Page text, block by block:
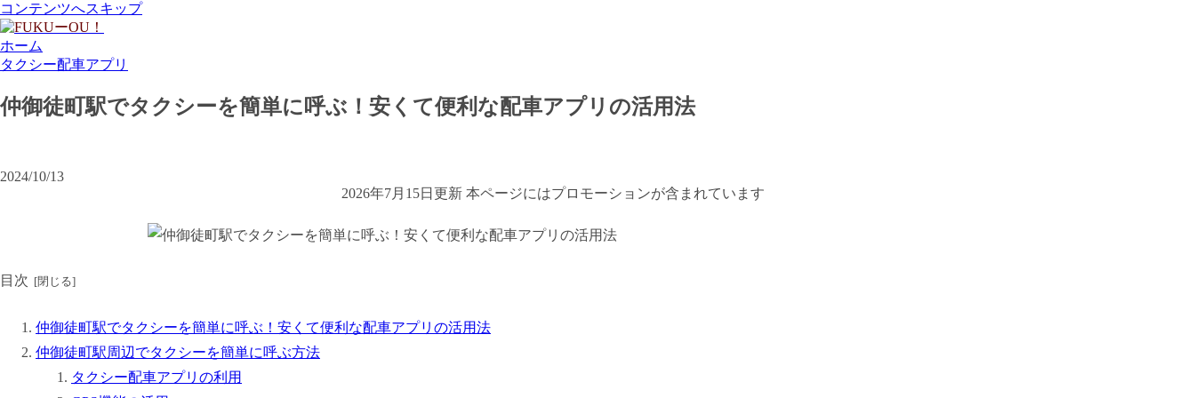
コンテンツへスキップ
ホーム
タクシー配車アプリ
仲御徒町駅でタクシーを簡単に呼ぶ！安くて便利な配車アプリの活用法
2024/10/13
2026年7月15日更新 本ページにはプロモーションが含まれています
目次
仲御徒町駅でタクシーを簡単に呼ぶ！安くて便利な配車アプリの活用法
仲御徒町駅周辺でタクシーを簡単に呼ぶ方法
タクシー配車アプリの利用